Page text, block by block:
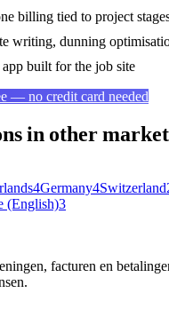
billing tied to project
writing, dunning
built for the job site
— no credit card needed
in other
4Germany4Switzerland
(English)3
facturen en